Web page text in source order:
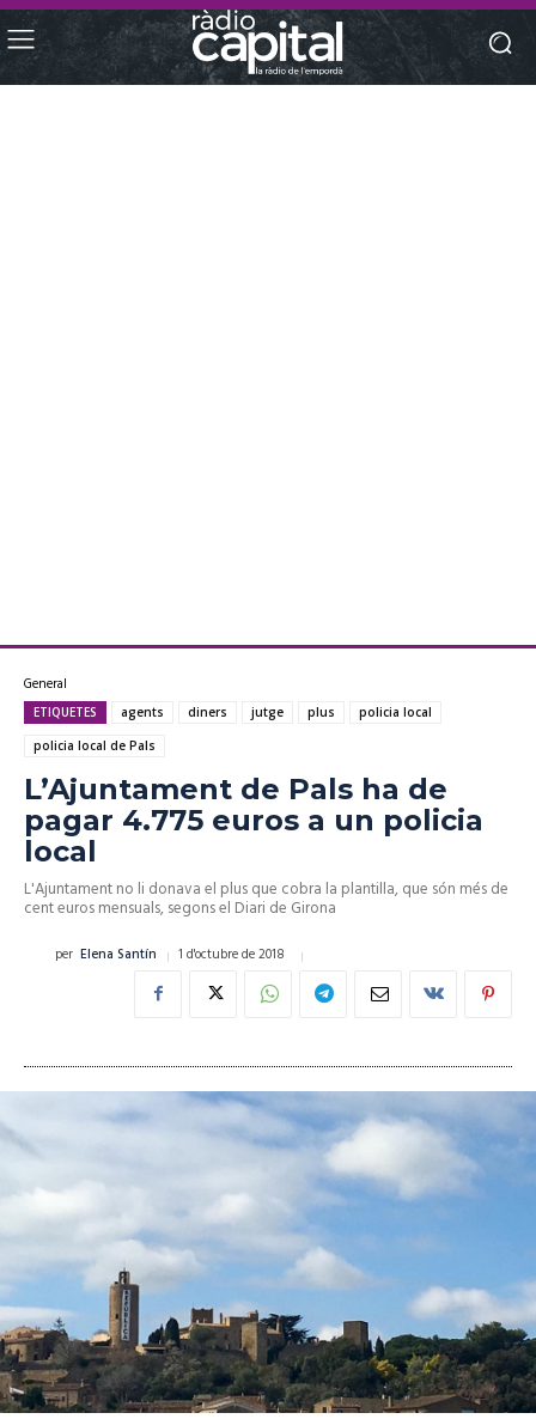
General
ETIQUETES agents diners jutge plus
policia local
policia local de Pals
L’Ajuntament de Pals ha de
pagar 4.775 euros a un policia
local
L'Ajuntament no li donava el plus que cobra la plantilla, que són més de
cent euros mensuals, segons el Diari de Girona
per Elena Santín 1 d'octubre de 2018